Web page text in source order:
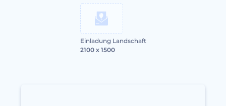
Einladung Landschaft
2100 x 1500